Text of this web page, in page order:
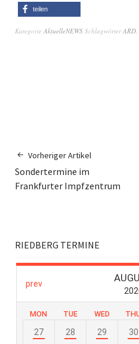
teilen
Kategorie AktuelleNEWS SchlagwörterARD,
Vorheriger Artikel
Sondertermine im
Frankfurter Impfzentrum
RIEDBERG TERMINE